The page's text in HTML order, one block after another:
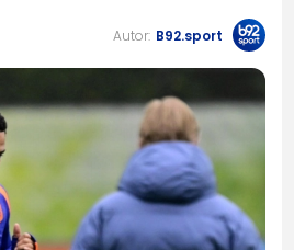
Autor: B92.sport